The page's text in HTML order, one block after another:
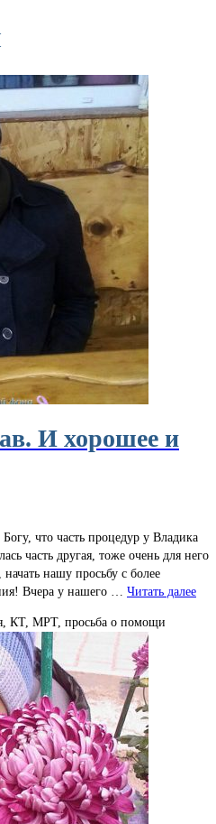
И хорошее и
что часть процедур у Владика
часть другая, тоже очень для него
нашу просьбу с более
Вчера у нашего … Читать далее
КТ, МРТ, просьба о помощи